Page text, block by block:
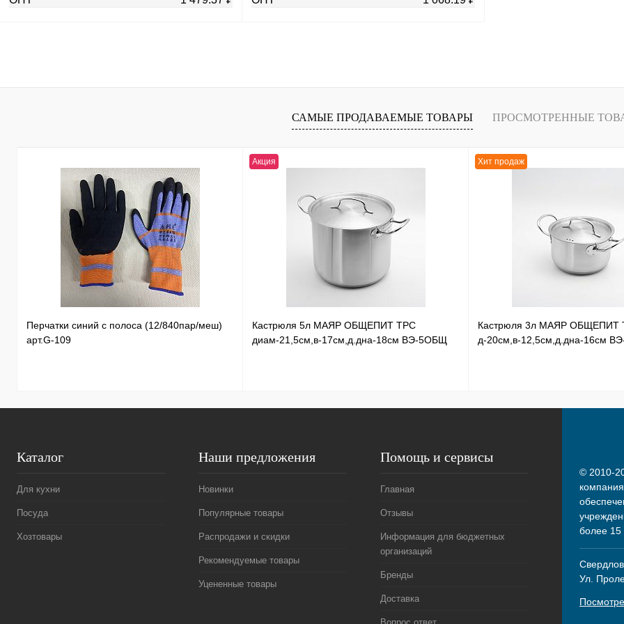
Купить в 1 клик К сравнению Купить в 1 клик К сравнению
наличии
САМЫЕ ПРОДАВАЕМЫЕ ТОВАРЫ ПРОСМОТРЕННЫЕ
Перчатки синий с полоса (12/840пар/меш)
арт.G-109
Акция
Кастрюля 5л МАЯР ОБЩЕПИТ ТРС
диам-21,5см,в-17см,д.дна-18см ВЭ-5ОБЩ
Хит продаж
Кастрюля 3л МАЯР ОБЩЕПИТ
д-20см,в-12,5см,д.дна-16см
Каталог
Для кухни
Посуда
Хозтовары
Наши предложения
Новинки
Популярные товары
Распродажи и скидки
Рекомендуемые товары
Уцененные товары
Помощь и сервисы
Главная
Отзывы
Информация для бюджетных
организаций
Бренды
Доставка
© 2010-
более 15
Ул.